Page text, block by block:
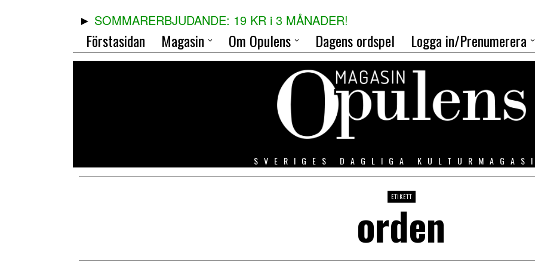
SOMMARERBJUDANDE: 19 KR i 3 MÅNADER!
Förstasidan Magasin Om Opulens Dagens ordspel Logga in/Prenumerera
SVERIGES DAGLIGA
ETIKETT
orden